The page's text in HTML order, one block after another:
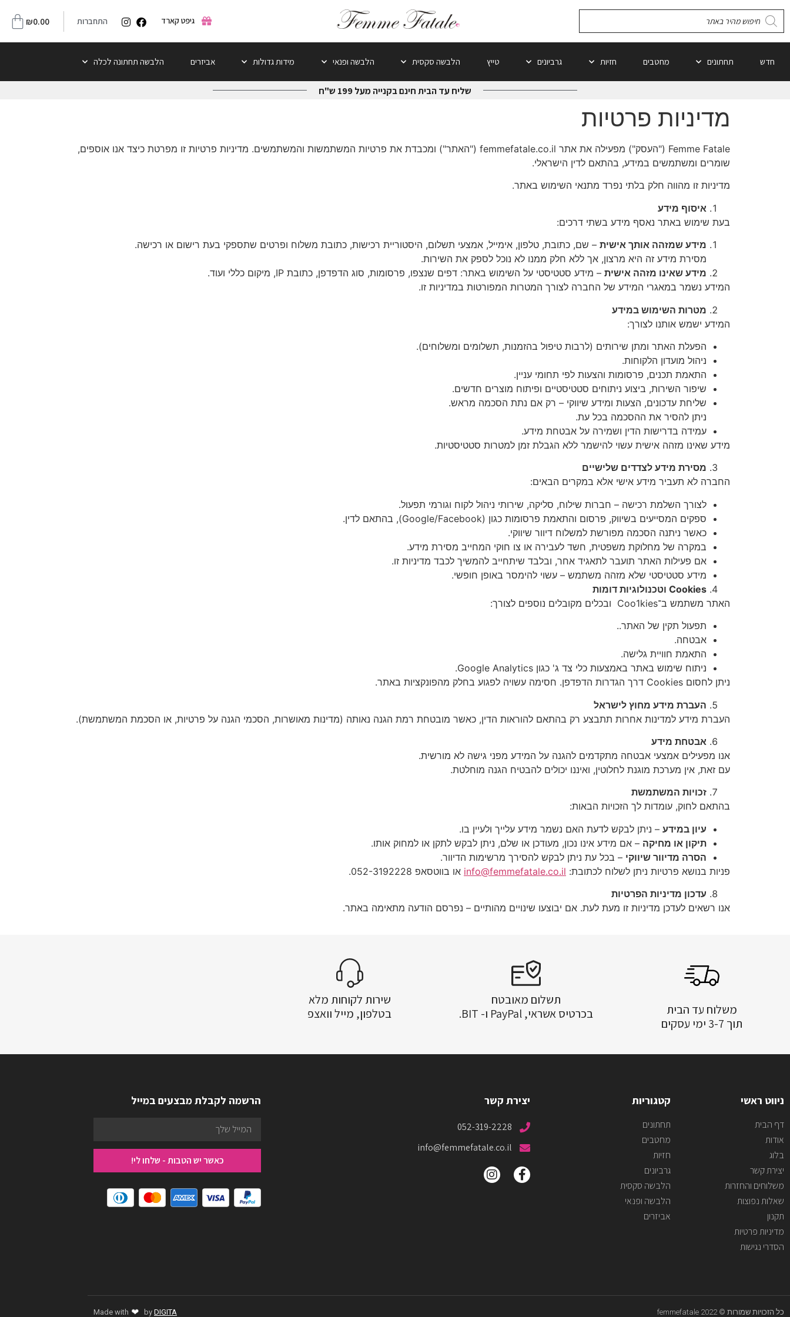
גיפט קארד התחברות ₪0.00
חדש תחתונים מחטבים חזיות גרביונים טייץ הלבשה סקסית הלבשה ופנאי מידות גדולות אביזרים הלבשה תחתונה לכלה
שליח עד הבית חינם בקנייה מעל 199 ש"ח
מדיניות פרטיות
Femme Fatale ("העסק") מפעילה את אתר femmefatale.co.il ("האתר") ומכבדת את פרטיות המשתמשות והמשתמשים. מדיניות פרטיות זו מפרטת כיצד אנו אוספים,
שומרים ומשתמשים במידע, בהתאם לדין הישראלי.
מדיניות זו מהווה חלק בלתי נפרד מתנאי השימוש באתר.
איסוף מידע
בעת שימוש באתר נאסף מידע בשתי דרכים:
מידע שמזהה אותך אישית – שם, כתובת, טלפון, אימייל, אמצעי תשלום, היסטוריית רכישות, כתובת משלוח ופרטים שתספקי בעת רישום או רכישה.
מסירת מידע זה היא מרצון, אך ללא חלק ממנו לא נוכל לספק את השירות.
מידע שאינו מזהה אישית – מידע סטטיסטי על השימוש באתר: דפים שנצפו, פרסומות, סוג הדפדפן, כתובת IP, מיקום כללי ועוד.
המידע נשמר במאגרי המידע של החברה לצורך המטרות המפורטות במדיניות זו.
מטרות השימוש במידע
המידע ישמש אותנו לצורך:
הפעלת האתר ומתן שירותים (לרבות טיפול בהזמנות, תשלומים ומשלוחים).
ניהול מועדון הלקוחות.
התאמת תכנים, פרסומות והצעות לפי תחומי עניין.
שיפור השירות, ביצוע ניתוחים סטטיסטיים ופיתוח מוצרים חדשים.
שליחת עדכונים, הצעות ומידע שיווקי – רק אם נתת הסכמה מראש.
ניתן להסיר את ההסכמה בכל עת.
עמידה בדרישות הדין ושמירה על אבטחת מידע.
מידע שאינו מזהה אישית עשוי להישמר ללא הגבלת זמן למטרות סטטיסטיות.
מסירת מידע לצדדים שלישיים
החברה לא תעביר מידע אישי אלא במקרים הבאים:
לצורך השלמת רכישה – חברות שילוח, סליקה, שירותי ניהול לקוח וגורמי תפעול.
ספקים המסייעים בשיווק, פרסום והתאמת פרסומות כגון (Google/Facebook), בהתאם לדין.
כאשר ניתנה הסכמה מפורשת למשלוח דיוור שיווקי.
במקרה של מחלוקת משפטית, חשד לעבירה או צו חוקי המחייב מסירת מידע.
אם פעילות האתר תועבר לתאגיד אחר, ובלבד שיתחייב להמשיך לכבד מדיניות זו.
מידע סטטיסטי שלא מזהה משתמש – עשוי להימסר באופן חופשי.
Cookies וטכנולוגיות דומות
האתר משתמש ב־Coo1kies ובכלים מקובלים נוספים לצורך:
תפעול תקין של האתר..
אבטחה.
התאמת חוויית גלישה.
ניתוח שימוש באתר באמצעות כלי צד ג' כגון Google Analytics.
ניתן לחסום Cookies דרך הגדרות הדפדפן. חסימה עשויה לפגוע בחלק מהפונקציות באתר.
העברת מידע מחוץ לישראל
העברת מידע למדינות אחרות תתבצע רק בהתאם להוראות הדין, כאשר מובטחת רמת הגנה נאותה (מדינות מאושרות, הסכמי הגנה על פרטיות, או הסכמת המשתמשת).
אבטחת מידע
אנו מפעילים אמצעי אבטחה מתקדמים להגנה על המידע מפני גישה לא מורשית.
עם זאת, אין מערכת מוגנת לחלוטין, ואיננו יכולים להבטיח הגנה מוחלטת.
זכויות המשתמשת
בהתאם לחוק, עומדות לך הזכויות הבאות:
עיון במידע – ניתן לבקש לדעת האם נשמר מידע עלייך ולעיין בו.
תיקון או מחיקה – אם מידע אינו נכון, מעודכן או שלם, ניתן לבקש לתקן או למחוק אותו.
הסרה מדיוור שיווקי – בכל עת ניתן לבקש להסירך מרשימות הדיוור.
פניות בנושא פרטיות ניתן לשלוח לכתובת: info@femmefatale.co.il או בווטסאפ 052-3192228.
עדכון מדיניות הפרטיות
אנו רשאים לעדכן מדיניות זו מעת לעת. אם יבוצעו שינויים מהותיים – נפרסם הודעה מתאימה באתר.
משלוח עד הבית
תוך 3-7 ימי עסקים
תשלום מאובטח
בכרטיס אשראי, PayPal ו- BIT.
שירות לקוחות מלא
בטלפון, מייל וואצפ
ניווט ראשי
דף הבית
אודות
בלוג
יצירת קשר
משלוחים והחזרות
שאלות נפוצות
תקנון
מדיניות פרטיות
הסדרי נגישות
קטגוריות
תחתונים
מחטבים
חזיות
גרביונים
הלבשה סקסית
הלבשה ופנאי
אביזרים
יצירת קשר
052-319-2228
info@femmefatale.co.il
הרשמה לקבלת מבצעים במייל
כאשר יש הטבות - שלחו לי!
כל הזכויות שמורות © femmefatale 2022 Made with❤ byDIGITA